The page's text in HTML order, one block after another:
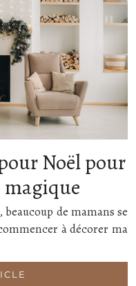
Noël pour
magique
de mamans se
à décorer ma